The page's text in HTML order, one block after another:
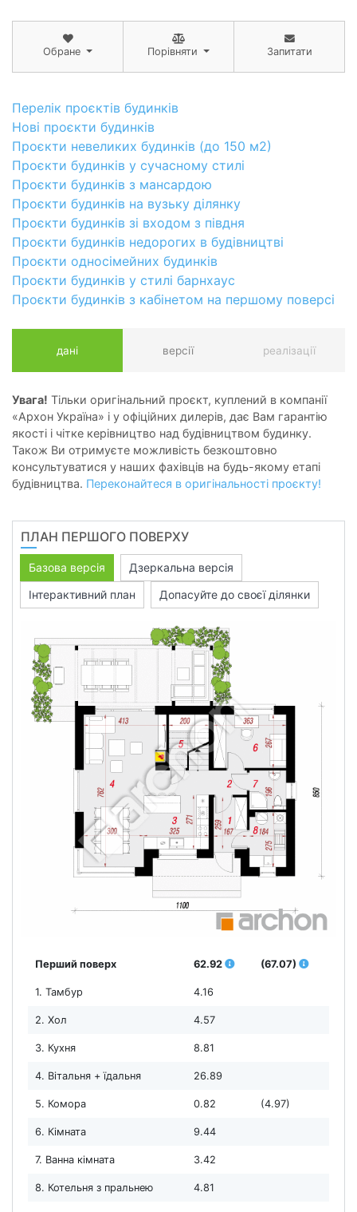
Обране Порівняти Запитати
Перелік проєктів будинків
Нові проєкти будинків
Проєкти невеликих будинків (до 150 м2)
Проєкти будинків у сучасному стилі
Проєкти будинків з мансардою
Проєкти будинків на вузьку ділянку
Проєкти будинків зі входом з півдня
Проєкти будинків недорогих в будівництві
Проєкти односімейних будинків
Проєкти будинків у стилі барнхаус
Проєкти будинків з кабінетом на першому поверсі
дані версії реалізації
Увага! Тільки оригінальний проєкт, куплений в компанії
«Архон Україна» і у офіційних дилерів, дає Вам гарантію
якості і чітке керівництво над будівництвом будинку.
Також Ви отримуєте можливість безкоштовно
консультуватися у наших фахівців на будь-якому етапі
будівництва. Переконайтеся в оригінальності проєкту!
ПЛАН ПЕРШОГО ПОВЕРХУ
Базова версія
Дзеркальна версія
Інтерактивний план
Допасуйте до своєї ділянки
Перший поверх 62.92 (67.07)
1. Тамбур 4.16
2. Хол 4.57
3. Кухня 8.81
4. Вітальня + їдальня 26.89
5. Комора 0.82 (4.97)
6. Кімната 9.44
7. Ванна кімната 3.42
8. Котельня з пральнею 4.81